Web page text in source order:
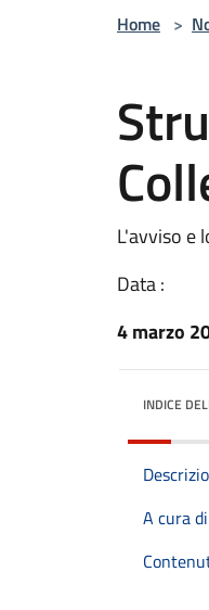
Home >
L'avviso e
Data :
4 marzo
INDICE
A cura di